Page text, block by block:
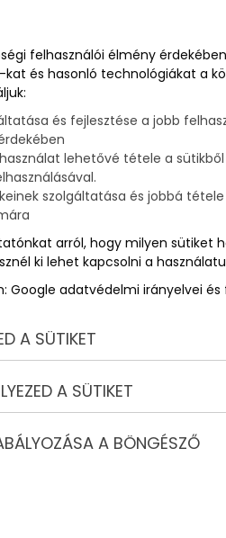
vagyon lesz a villanyszámla.
felhasználói élmény
kat és hasonló technológiákat a
és fejlesztése a jobb
lehetővé tétele a
szolgáltatása és jobbá
arról, hogy milyen sütiket
ki lehet kapcsolni a
Google adatvédelmi irányelvei
A SÜTIKET
A SÜTIKET
A BÖNGÉSZŐ